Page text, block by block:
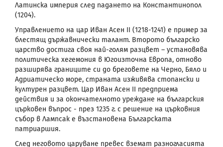
Латинска империя след падането на Константинопол
(1204).
Управлението на цар Иван Асен II (1218-1241) е пример за
блестящ държавнически талант. Второто българско
царство достига своя най-голям разцвет – установява
политическа хегемония в Югоизточна Европа, отново
разширява границите си до бреговете на Черно, Бяло и
Адриатическо море, страната изживява стопански и
културен разцвет. Цар Иван Асен II предприема
действия и за окончателното уреждане на българския
църковен въпрос - през 1235 г. с решение на църковния
събор в Лампсак е възстановена Българската
патриаршия.
След неговото царуване превес вземат разногласията